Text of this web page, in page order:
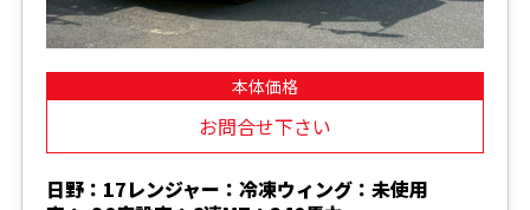
本体価格
お問合せ下さい
日野：17レンジャー：冷凍ウィング：未使用